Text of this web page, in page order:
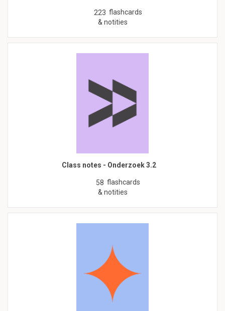
223 flashcards
& notities
Class notes - Onderzoek 3.2
58 flashcards
& notities